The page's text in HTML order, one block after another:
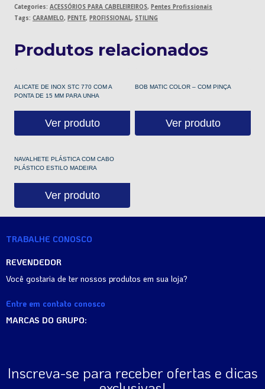
Categories: ACESSÓRIOS PARA CABELEIREIROS, Pentes Profissionais
Tags: CARAMELO, PENTE, PROFISSIONAL, STILING
Produtos relacionados
ALICATE DE INOX STC 770 COM A
PONTA DE 15 MM PARA UNHA
Ver produto
BOB MATIC COLOR – COM PINÇA
Ver produto
NAVALHETE PLÁSTICA COM CABO
PLÁSTICO ESTILO MADEIRA
Ver produto
TRABALHE CONOSCO
REVENDEDOR
Você gostaria de ter nossos produtos em sua loja?
Entre em contato conosco
MARCAS DO GRUPO:
Inscreva-se para receber ofertas e dicas